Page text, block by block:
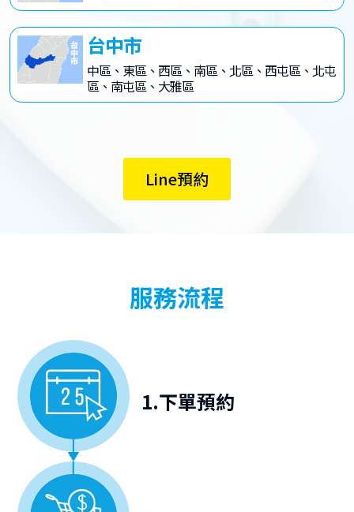
台中市
中區、東區、西區、南區、北區、西屯區、北屯
區、南屯區、大雅區
Line預約
服務流程
1.下單預約